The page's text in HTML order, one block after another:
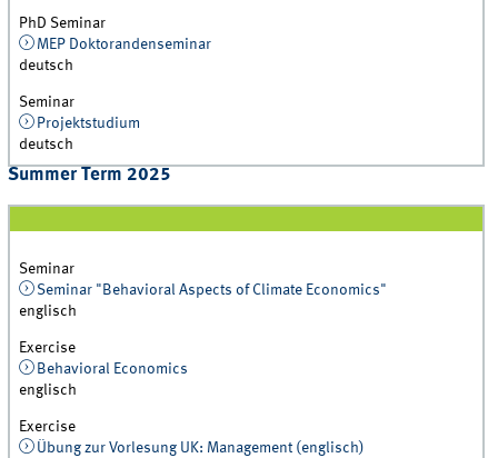
PhD Seminar
MEP Doktorandenseminar
deutsch
Seminar
Projektstudium
deutsch
Summer Term 2025
Seminar
Seminar "Behavioral Aspects of Climate Economics"
englisch
Exercise
Behavioral Economics
englisch
Exercise
Übung zur Vorlesung UK: Management (englisch)